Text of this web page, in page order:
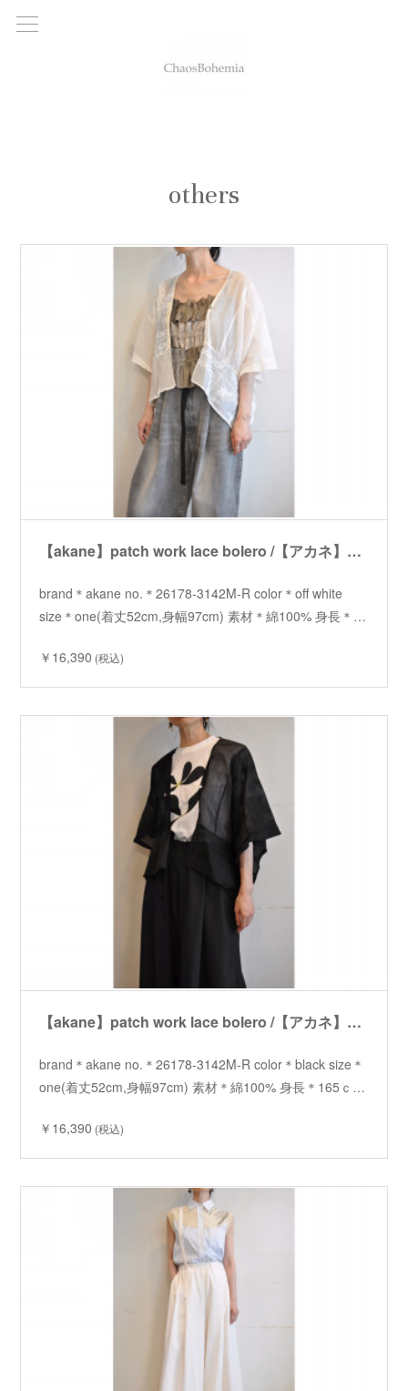
others
【akane】patch work lace bolero /【アカネ】パッチワークレースボレロ
brand＊akane no.＊26178-3142M-R color＊off white
size＊one(着丈52cm,身幅97cm) 素材＊綿100% 身長＊…
￥16,390 (税込)
【akane】patch work lace bolero /【アカネ】パッチワークレースボレロ
brand＊akane no.＊26178-3142M-R color＊black size＊
one(着丈52cm,身幅97cm) 素材＊綿100% 身長＊165ｃ…
￥16,390 (税込)